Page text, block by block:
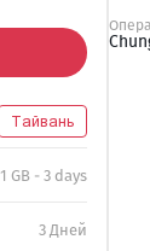
Тайвань
1 GB - 3 days
3 Дней